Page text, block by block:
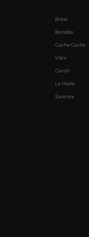
Bréal
Bonobo
Cache Cache
Vib's
Caroll
La Halle
Sarenza